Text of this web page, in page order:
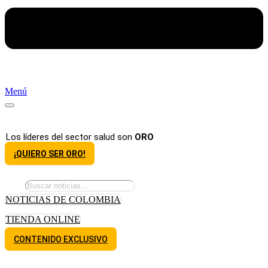
Menú
Los líderes del sector salud son ORO
¡QUIERO SER ORO!
NOTICIAS DE COLOMBIA
TIENDA ONLINE
CONTENIDO EXCLUSIVO